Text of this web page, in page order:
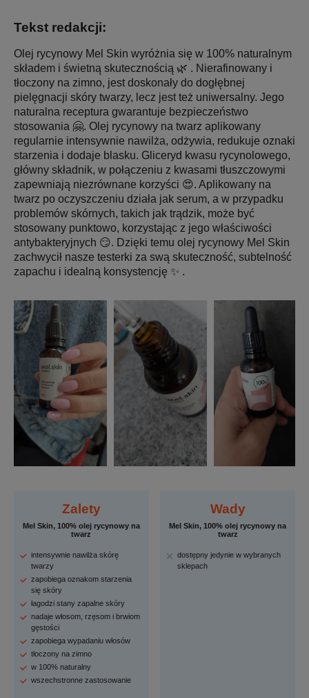
Tekst redakcji:
Olej rycynowy Mel Skin wyróżnia się w 100% naturalnym
składem i świetną skutecznością 🌿 . Nierafinowany i
tłoczony na zimno, jest doskonały do dogłębnej
pielęgnacji skóry twarzy, lecz jest też uniwersalny. Jego
naturalna receptura gwarantuje bezpieczeństwo
stosowania 🤗. Olej rycynowy na twarz aplikowany
regularnie intensywnie nawilża, odżywia, redukuje oznaki
starzenia i dodaje blasku. Gliceryd kwasu rycynolowego,
główny składnik, w połączeniu z kwasami tłuszczowymi
zapewniają niezrównane korzyści 😍. Aplikowany na
twarz po oczyszczeniu działa jak serum, a w przypadku
problemów skórnych, takich jak trądzik, może być
stosowany punktowo, korzystając z jego właściwości
antybakteryjnych 😏. Dzięki temu olej rycynowy Mel Skin
zachwycił nasze testerki za swą skuteczność, subtelność
zapachu i idealną konsystencję ✨ .
Zalety
Mel Skin, 100% olej rycynowy na
twarz
intensywnie nawilża skórę
twarzy
zapobiega oznakom starzenia
się skóry
łagodzi stany zapalne skóry
nadaje włosom, rzęsom i brwiom
gęstości
zapobiega wypadaniu włosów
tłoczony na zimno
w 100% naturalny
wszechstronne zastosowanie
Wady
Mel Skin, 100% olej rycynowy na
twarz
dostępny jedynie w wybranych
sklepach